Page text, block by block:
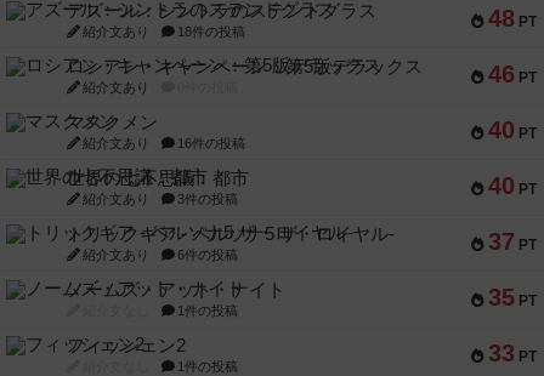
48 PT
アズール：シントラのステンドグラス
紹介文あり 18件の投稿
46 PT
ロシアン・キャンペーン：第5版デラックス
紹介文あり
40 PT
マスクメン
紹介文あり 16件の投稿
40 PT
世界の七不思議：都市
紹介文あり 3件の投稿
37 PT
トリックギア - ペルソナ5 ザ・ロイヤル-
紹介文あり 6件の投稿
35 PT
ノームズ・アット・ナイト
1件の投稿
33 PT
フィッシェン2
1件の投稿